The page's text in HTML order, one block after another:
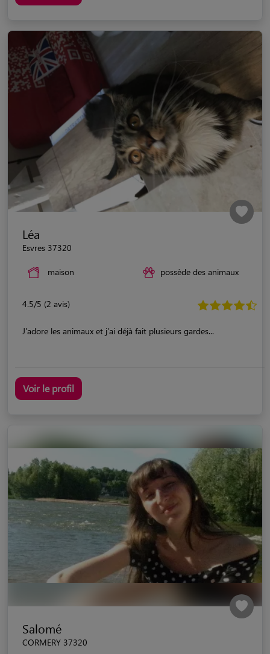
Léa
Esvres 37320
maison possède des animaux
4.5/5 (2 avis)
J'adore les animaux et j'ai déjà fait plusieurs gardes...
Voir le profil
Salomé
CORMERY 37320